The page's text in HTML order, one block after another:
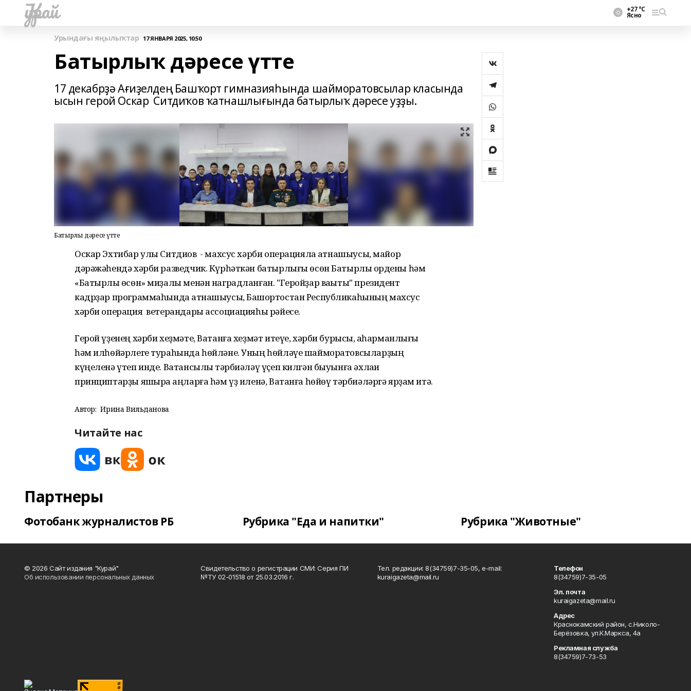
Ҡурай +27 °С
Ясно
Урындағы яңылыҡтар 17 ЯНВАРЯ 2025, 10:50
Батырлыҡ дәресе үтте
17 декабрҙә Ағиҙелдең Башҡорт гимназияһында шайморатовсылар класында
ысын герой Оскар Ситдиҡов ҡатнашлығында батырлыҡ дәресе уҙҙы.
Батырлыҡ дәресе үтте
Оскар Эхтибар улы Ситдиҡов - махсус хәрби операцияла ҡатнашыусы, майор
дәрәжәһендә хәрби разведчик. Күрһәткән батырлығы өсөн Батырлыҡ ордены һәм
«Батырлыҡ өсөн» миҙалы менән наградланған. "Геройҙар ваҡыты" президент
кадрҙар программаһында ҡатнашыусы, Башҡортостан Республикаһының махсус
хәрби операция ветерандары ассоциацияһы рәйесе.
Герой үҙенең хәрби хеҙмәте, Ватанға хеҙмәт итеүе, хәрби бурысы, ҡаһарманлығы
һәм илһөйәрлеге тураһында һөйләне. Уның һөйләүе шайморатовсыларҙың
күңеленә үтеп инде. Ватансылыҡ тәрбиәләү үҫеп килгән быуынға әхлаҡи
принциптарҙы яҡшыраҡ аңларға һәм үҙ иленә, Ватанға һөйөү тәрбиәләргә ярҙам итә.
Автор: Ирина Вильданова
Читайте нас
Партнеры
Фотобанк журналистов РБ Рубрика "Еда и напитки" Рубрика "Животные"
© 2026 Сайт издания "Курай"
Об использовании персональных данных
Свидетельство о регистрации СМИ: Серия ПИ
№ТУ 02-01518 от 25.03.2016 г.
Тел. редакции: 8(34759)7-35-05, e-mail:
kuraigazeta@mail.ru
Телефон
8(34759)7-35-05
Эл. почта
kuraigazeta@mail.ru
Адрес
Краснокамский район, с.Николо-
Берёзовка, ул.К.Маркса, 4а
Рекламная служба
8(34759)7-73-53